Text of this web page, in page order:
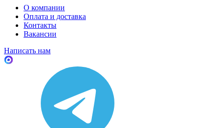
О компании
Оплата и доставка
Контакты
Вакансии
Написать нам